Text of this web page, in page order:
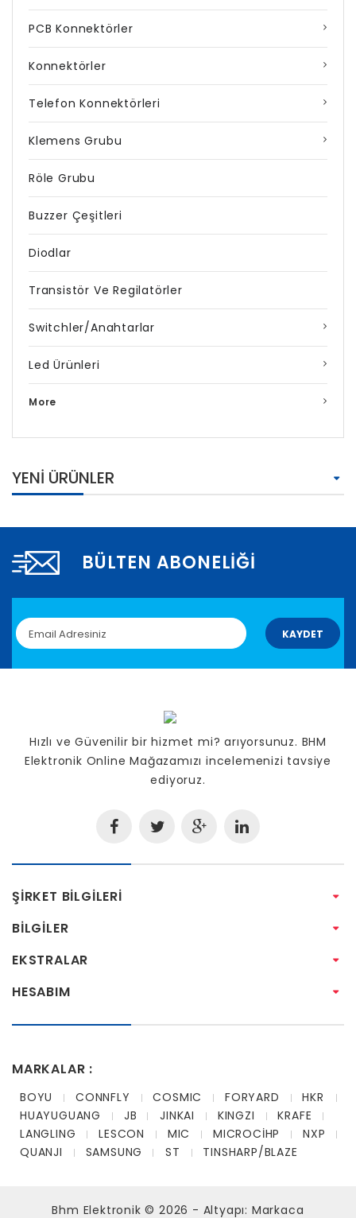
PCB Konnektörler
Konnektörler
Telefon Konnektörleri
Klemens Grubu
Röle Grubu
Buzzer Çeşitleri
Diodlar
Transistör Ve Regilatörler
Switchler/Anahtarlar
Led Ürünleri
More
YENI ÜRÜNLER
BÜLTEN ABONELIĞI
KAYDET
Hızlı ve Güvenilir bir hizmet mi? arıyorsunuz. BHM
Elektronik Online Mağazamızı incelemenizi tavsiye
ediyoruz.
ŞIRKET BILGILERI
BILGILER
EKSTRALAR
HESABIM
MARKALAR :
BOYU CONNFLY COSMIC FORYARD
HKR
HUAYUGUANG
JB JINKAI KINGZI
KRAFE
LANGLING
LESCON MIC MICROCİHP
NXP
QUANJI
SAMSUNG ST TINSHARP/BLAZE
Bhm Elektronik © 2026 - Altyapı: Markaca